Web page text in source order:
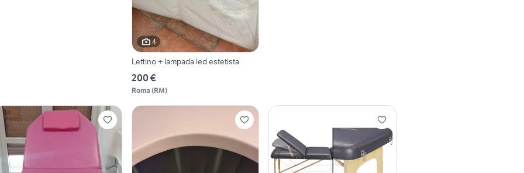
4
Lettino + lampada led estetista
200 €
Roma (RM)